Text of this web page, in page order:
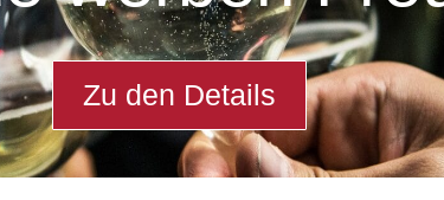
Zu den Details